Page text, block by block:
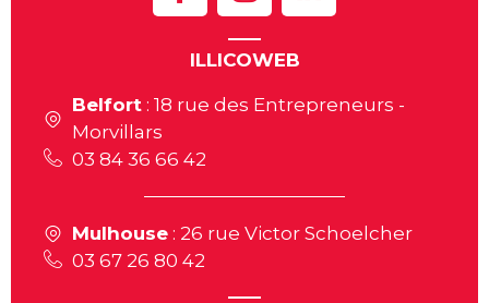
ILLICOWEB
Belfort : 18 rue des Entrepreneurs -
Morvillars
03 84 36 66 42
Mulhouse : 26 rue Victor Schoelcher
03 67 26 80 42